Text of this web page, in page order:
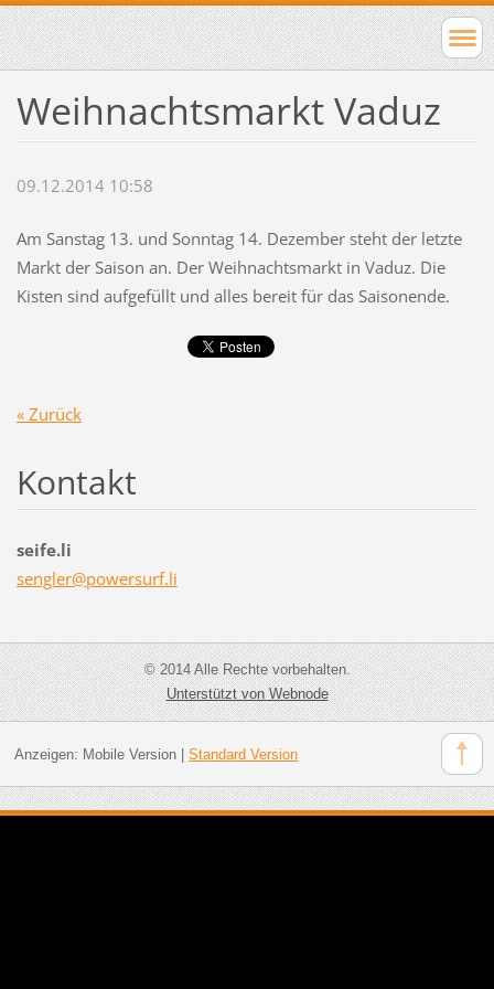
Weihnachtsmarkt Vaduz
09.12.2014 10:58
Am Sanstag 13. und Sonntag 14. Dezember steht der letzte
Markt der Saison an. Der Weihnachtsmarkt in Vaduz. Die
Kisten sind aufgefüllt und alles bereit für das Saisonende.
« Zurück
Kontakt
seife.li
sengler@powersurf.li
© 2014 Alle Rechte vorbehalten.
Unterstützt von Webnode
Anzeigen: Mobile Version| Standard Version